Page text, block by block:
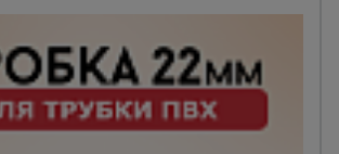
Металл и
металлообработка